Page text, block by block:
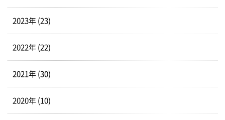
2023年 (23)
2022年 (22)
2021年 (30)
2020年 (10)